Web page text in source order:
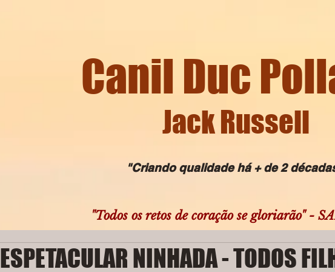
Canil Duc
Jack Russell
"Criando qualidade há + de 2
"Todos os retos de coração se gloriarão" -
ESPETACULAR NINHADA - TODOS